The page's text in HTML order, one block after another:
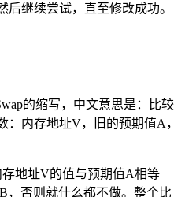
继续尝试，直至修改成功。
的缩写，中文意思是：比较
：内存地址V，旧的预期值A，
地址V的值与预期值A相等
，否则就什么都不做。整个比